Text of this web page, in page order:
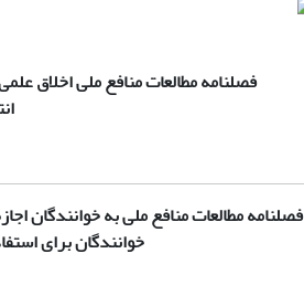
فصلنامه مطالعات منافع ملی اخلاق
فصلنامه مطالعات منافع ملی به خوانندگان
خوانندگان برای